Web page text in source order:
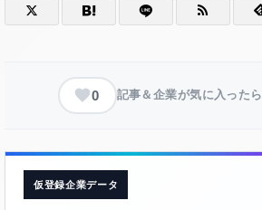
0 記事＆企業が気に入った
仮登録企業データ